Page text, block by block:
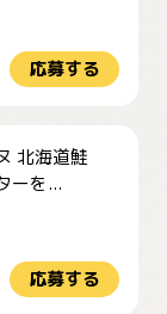
応募する
北海道鮭
ーを...
応募する